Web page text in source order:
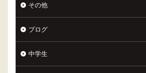
その他
ブログ
中学生